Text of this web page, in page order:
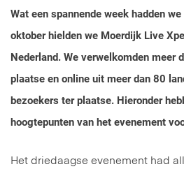
Wat een spannende week hadden
oktober hielden we Moerdijk Live
Nederland. We verwelkomden meer
plaatse en online uit meer dan 80
bezoekers ter plaatse. Hieronder
hoogtepunten van het evenement
Het driedaagse evenement had